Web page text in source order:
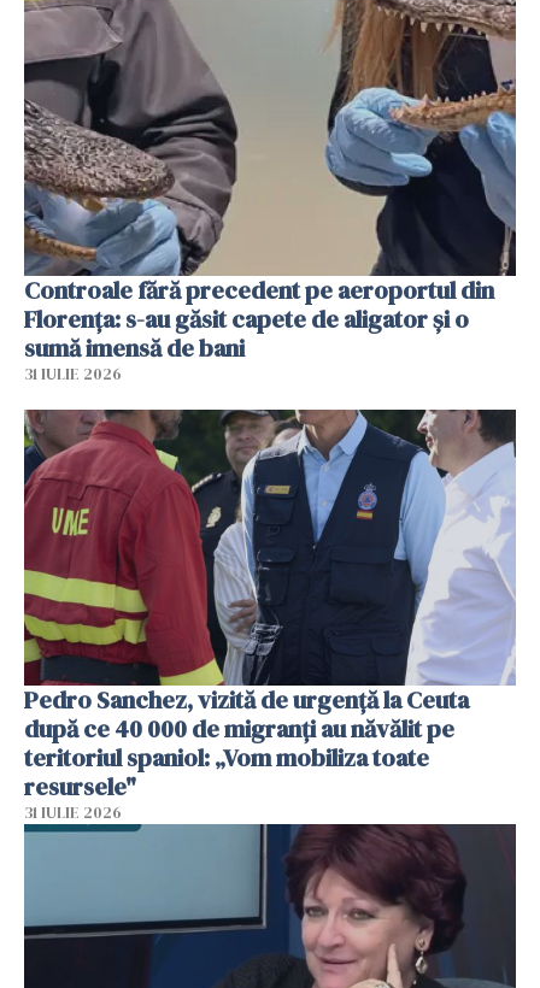
Controale fără precedent pe aeroportul din
Florența: s-au găsit capete de aligator și o
sumă imensă de bani
31 IULIE 2026
Pedro Sanchez, vizită de urgență la Ceuta
după ce 40 000 de migranți au năvălit pe
teritoriul spaniol: „Vom mobiliza toate
resursele"
31 IULIE 2026